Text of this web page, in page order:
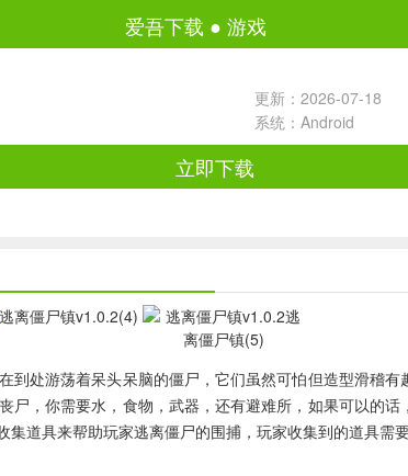
爱吾下载 ● 游戏
更新：2026-07-18
系统：Android
立即下载
处游荡着呆头呆脑的僵尸，它们虽然可怕但造型滑稽
，你需要水，食物，武器，还有避难所，如果可以的
道具来帮助玩家逃离僵尸的围捕，玩家收集到的道具需